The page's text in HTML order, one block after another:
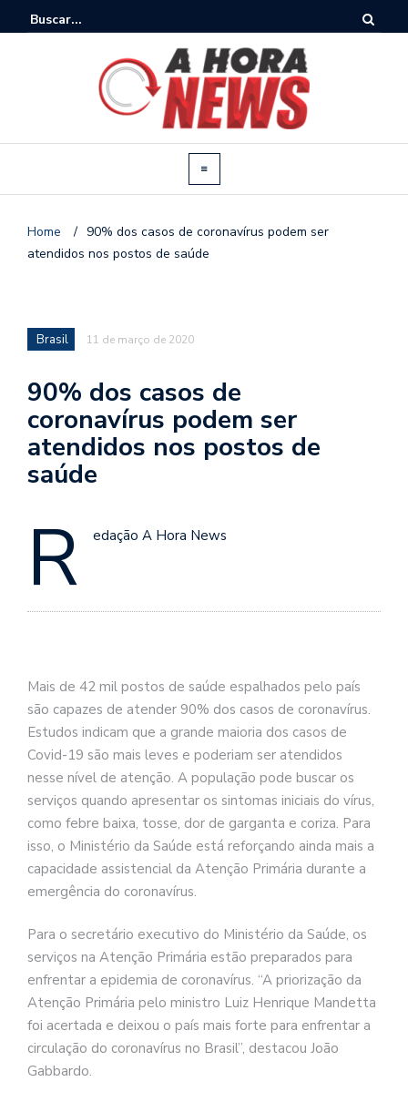
Home / 90% dos casos de coronavírus podem ser
atendidos nos postos de saúde
Brasil 11 de março de 2020
90% dos casos de
coronavírus podem ser
atendidos nos postos de
saúde
R edação A Hora News
Mais de 42 mil postos de saúde espalhados pelo país
são capazes de atender 90% dos casos de coronavírus.
Estudos indicam que a grande maioria dos casos de
Covid-19 são mais leves e poderiam ser atendidos
nesse nível de atenção. A população pode buscar os
serviços quando apresentar os sintomas iniciais do vírus,
como febre baixa, tosse, dor de garganta e coriza. Para
isso, o Ministério da Saúde está reforçando ainda mais a
capacidade assistencial da Atenção Primária durante a
emergência do coronavírus.
Para o secretário executivo do Ministério da Saúde, os
serviços na Atenção Primária estão preparados para
enfrentar a epidemia de coronavírus. “A priorização da
Atenção Primária pelo ministro Luiz Henrique Mandetta
foi acertada e deixou o país mais forte para enfrentar a
circulação do coronavírus no Brasil”, destacou João
Gabbardo.